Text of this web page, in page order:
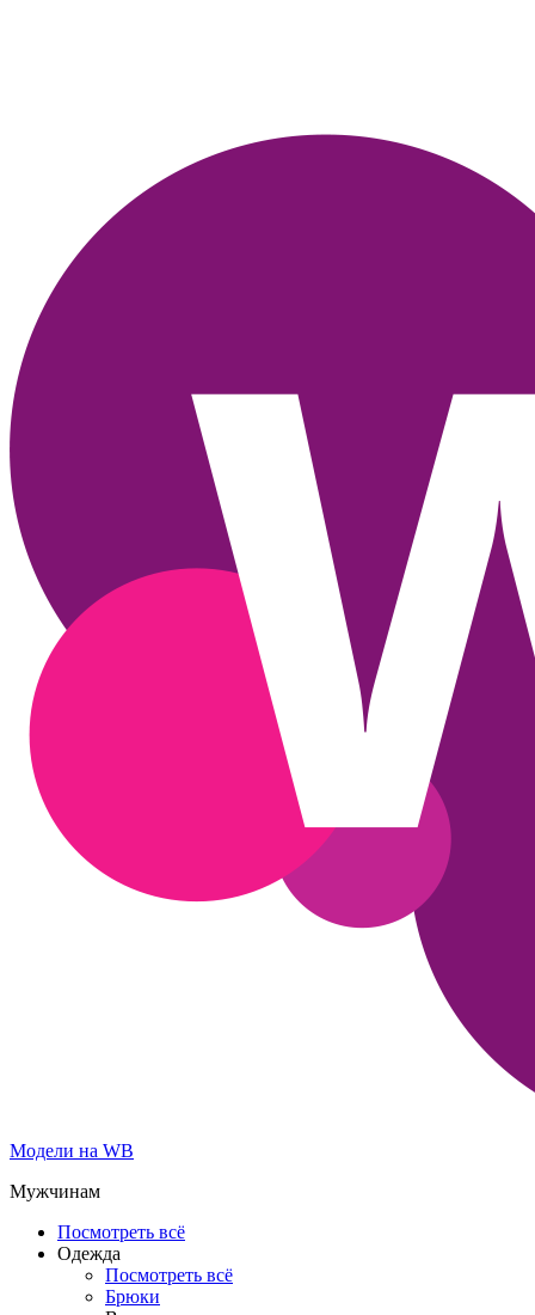
Модели на WB
Мужчинам
Посмотреть всё
Одежда
Посмотреть всё
Брюки